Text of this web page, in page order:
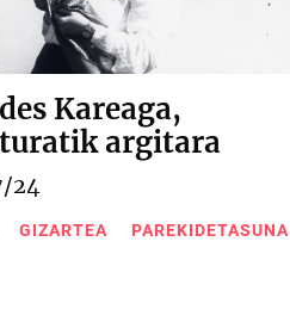
Kareaga,
argitara
24
GIZARTEA PAREKIDETASUNA